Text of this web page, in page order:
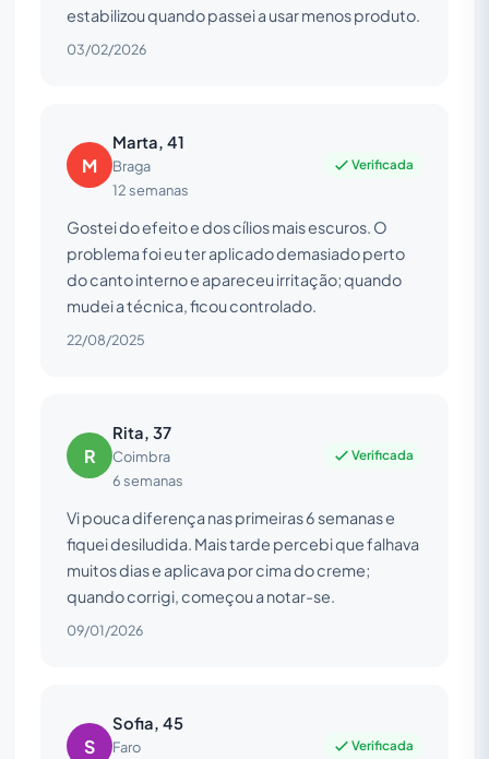
estabilizou quando passei a usar menos produto.
03/02/2026
M
Marta, 41
Braga
12 semanas
Verificada
Gostei do efeito e dos cílios mais escuros. O
problema foi eu ter aplicado demasiado perto
do canto interno e apareceu irritação; quando
mudei a técnica, ficou controlado.
22/08/2025
R
Rita, 37
Coimbra
6 semanas
Verificada
Vi pouca diferença nas primeiras 6 semanas e
fiquei desiludida. Mais tarde percebi que falhava
muitos dias e aplicava por cima do creme;
quando corrigi, começou a notar-se.
09/01/2026
S
Sofia, 45
Faro
Verificada